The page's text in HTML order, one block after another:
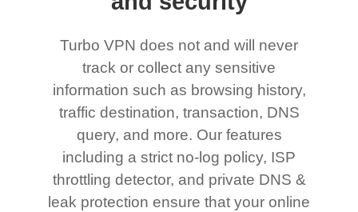
Turbo VPN does not and will never
track or collect any sensitive
information such as browsing history,
traffic destination, transaction, DNS
query, and more. Our features
including a strict no-log policy, ISP
throttling detector, and private DNS &
leak protection ensure that your online